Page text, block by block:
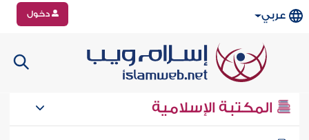
عربي دخول
المكتبة الإسلامية